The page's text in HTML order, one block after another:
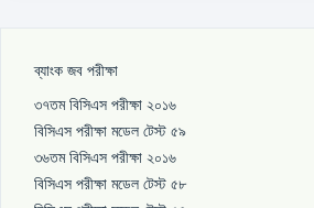
ব্যাংক জব পরীক্ষা
৩৭তম বিসিএস পরীক্ষা ২০১৬
বিসিএস পরীক্ষা মডেল টেস্ট ৫৯
৩৬তম বিসিএস পরীক্ষা ২০১৬
বিসিএস পরীক্ষা মডেল টেস্ট ৫৮